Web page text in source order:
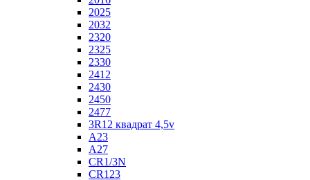
2025
2032
2320
2325
2330
2412
2430
2450
2477
3R12 квадрат 4,5v
A23
A27
CR1/3N
CR123